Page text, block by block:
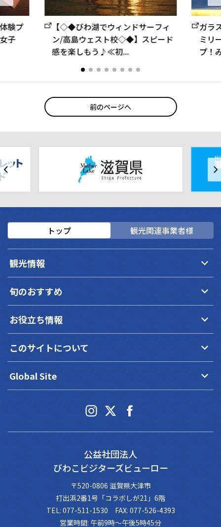
験プ
子
【◇◆びわ湖でウィンドサーフィ
ン/高島ウェスト校◇◆】スピード
感を楽しもう♪≪初...
ガラ
ミリ
プ！
前のページへ
トップ 観光関連事業者様
観光情報 keyboard_arrow_down
旬のおすすめ keyboard_arrow_down
お役立ち情報 keyboard_arrow_down
このサイトについて keyboard_arrow_down
Global Site keyboard_arrow_down
公益社団法人
びわこビジターズビューロー
〒520-0806 滋賀県大津市
打出浜2番1号「コラボしが21」6階
TEL: 077-511-1530 FAX: 077-526-4393
営業時間: 午前9時～午後5時45分